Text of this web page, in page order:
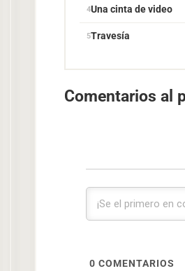
Una cinta de video
Travesía
Comentarios al
0 COMENTARIOS